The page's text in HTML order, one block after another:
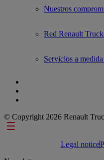
Nuestros
Red Renault
Servicios a
© Copyright 2026 Renault
Footer links
Legal notice